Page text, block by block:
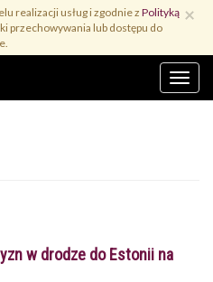
×
realizacji usług i zgodnie z Polityką
przechowywania lub dostępu do
Menu
w drodze do Estonii na